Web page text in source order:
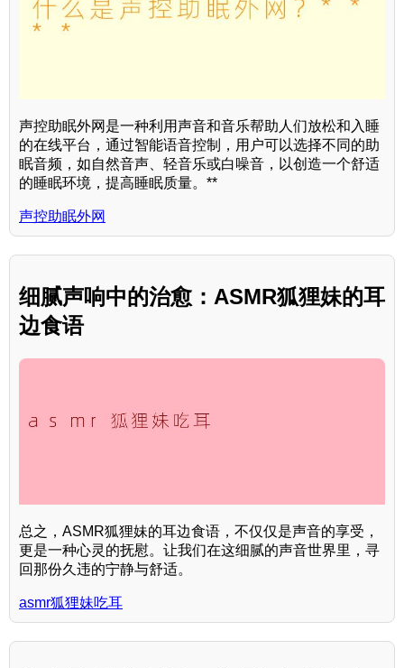
声控助眠外网是一种利用声音和音乐帮助人们放松和入睡
的在线平台，通过智能语音控制，用户可以选择不同的助
眠音频，如自然音声、轻音乐或白噪音，以创造一个舒适
的睡眠环境，提高睡眠质量。**
声控助眠外网
细腻声响中的治愈：ASMR狐狸妹的耳
边食语
总之，ASMR狐狸妹的耳边食语，不仅仅是声音的享受，
更是一种心灵的抚慰。让我们在这细腻的声音世界里，寻
回那份久违的宁静与舒适。
asmr狐狸妹吃耳